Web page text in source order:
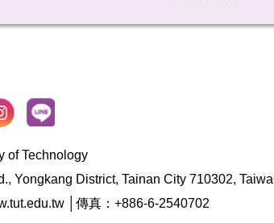
of Technology
Yongkang District, Tainan City 710302,
│傳真：+886-6-2540702